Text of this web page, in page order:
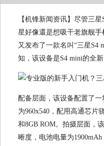
【机锋新闻资讯】尽管三
星好像還是想吸干老旗舰
又发布了一款名叫“三星S4
知，该设备是S4 mini的全新
配备层面，该设备配置了
为960x540，配用高通芯片
和8GB ROM。拍摄层面，
晰度，电池电量为